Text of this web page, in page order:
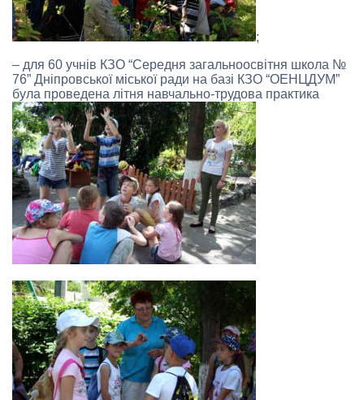
;
– для 60 учнів КЗО “Середня загальноосвітня школа №
76” Дніпровської міської ради на базі КЗО “ОЕНЦДУМ”
була проведена літня навчально-трудова практика